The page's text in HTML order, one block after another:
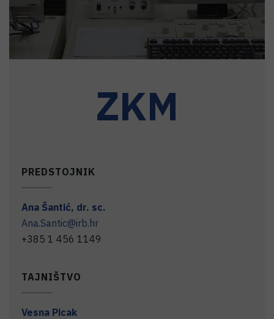
ZKM
PREDSTOJNIK
Ana Šantić, dr. sc.
Ana.Santic@irb.hr
+385 1 456 1149
TAJNIŠTVO
Vesna Picak